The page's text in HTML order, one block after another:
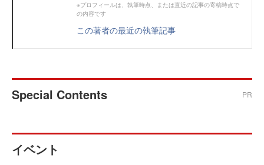
※プロフィールは、執筆時点、または直近の記事の寄稿時点で
の内容です
この著者の最近の執筆記事
Special Contents PR
イベント